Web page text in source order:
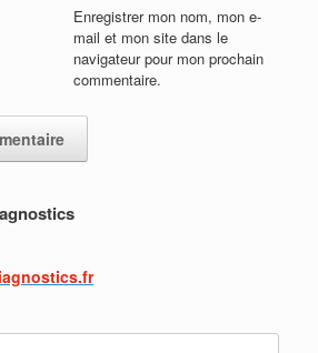
Enregistrer mon nom, mon e-
mail et mon site dans le
navigateur pour mon prochain
commentaire.